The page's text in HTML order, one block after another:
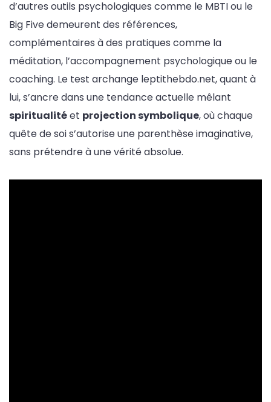
d’autres outils psychologiques comme le MBTI ou le
Big Five demeurent des références,
complémentaires à des pratiques comme la
méditation, l’accompagnement psychologique ou le
coaching. Le test archange leptithebdo.net, quant à
lui, s’ancre dans une tendance actuelle mêlant
spiritualitéet projection symbolique, où chaque
quête de soi s’autorise une parenthèse imaginative,
sans prétendre à une vérité absolue.